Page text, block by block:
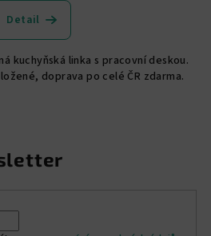
produktu
z
5
Detail
kuchyňská linka s pracovní deskou.
doprava po celé ČR zdarma.